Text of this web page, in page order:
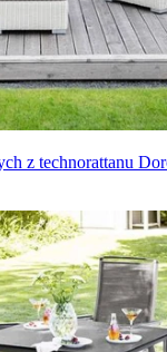
z technorattanu